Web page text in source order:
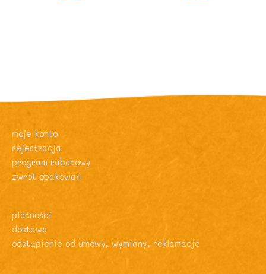
moje konto
rejestracja
program rabatowy
zwrot opakowań
płatności
dostawa
odstąpienie od umowy, wymiany, reklamacje